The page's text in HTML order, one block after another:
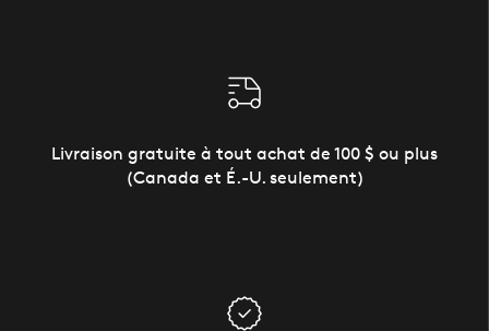
Livraison gratuite à tout achat de 100 $ ou plus
(Canada et É.-U. seulement)